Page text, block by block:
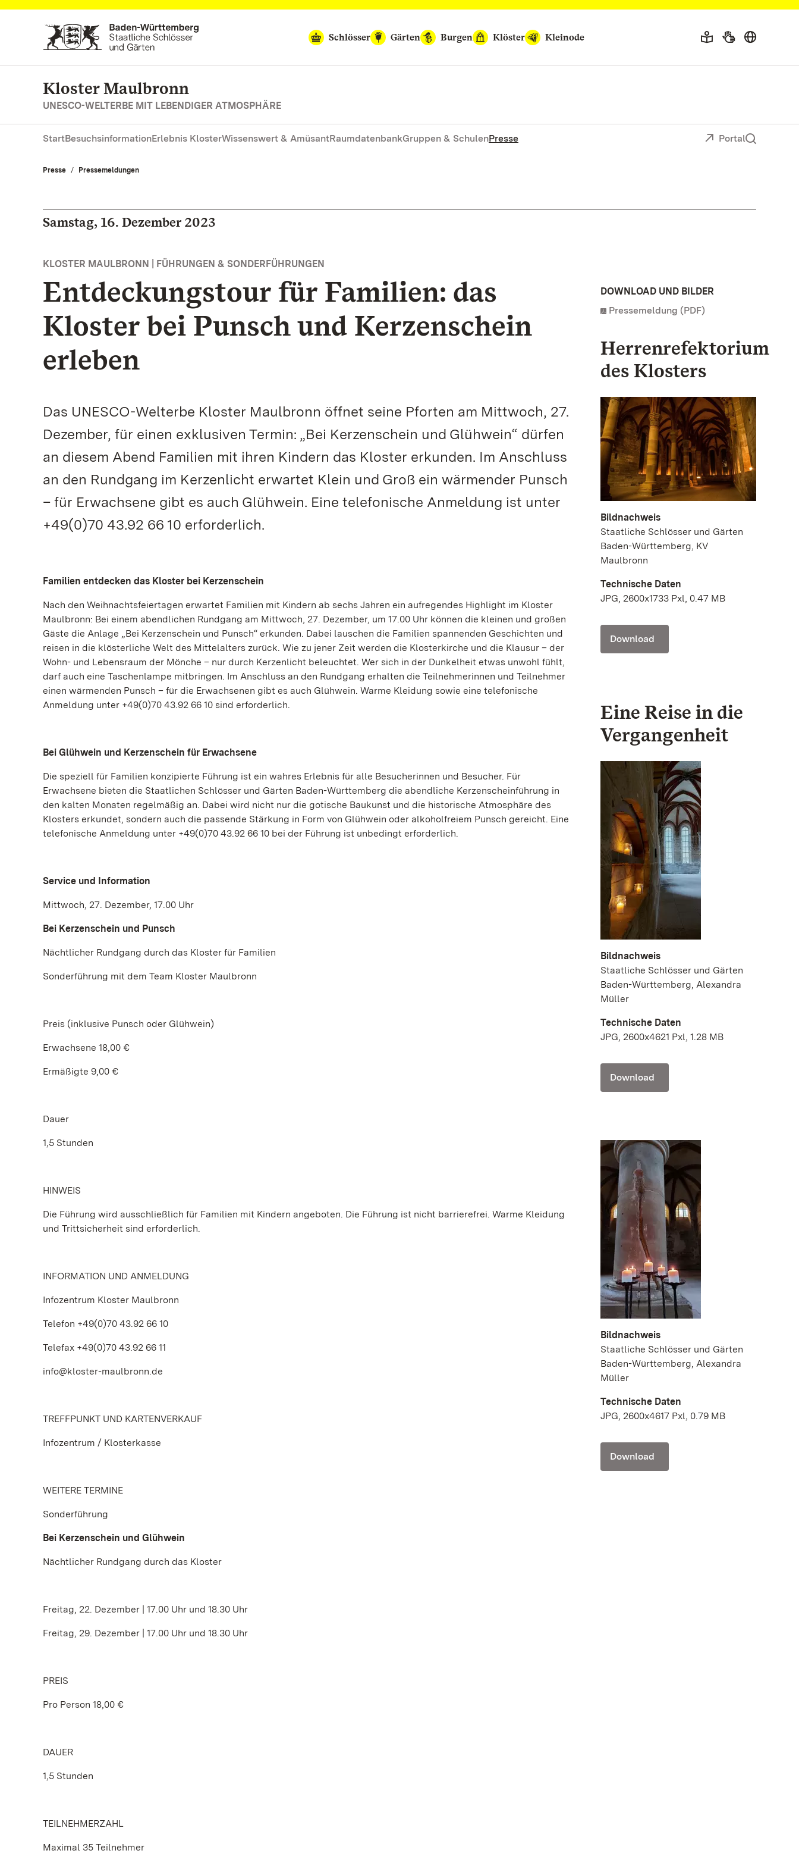
Zum Hauptinhalt springen
Schlösser
Gärten Burgen Klöster Kleinode
Kloster Maulbronn
UNESCO-WELTERBE MIT LEBENDIGER ATMOSPHÄRE
StartBesuchsinformationErlebnis KlosterWissenswert & AmüsantRaumdatenbankGruppen & SchulenPresse Portal
Presse Pressemeldungen
Samstag, 16. Dezember 2023
KLOSTER MAULBRONN | FÜHRUNGEN & SONDERFÜHRUNGEN
Entdeckungstour für Familien: das
Kloster bei Punsch und Kerzenschein
erleben
Das UNESCO-Welterbe Kloster Maulbronn öffnet seine Pforten am Mittwoch, 27.
Dezember, für einen exklusiven Termin: „Bei Kerzenschein und Glühwein“ dürfen
an diesem Abend Familien mit ihren Kindern das Kloster erkunden. Im Anschluss
an den Rundgang im Kerzenlicht erwartet Klein und Groß ein wärmender Punsch
– für Erwachsene gibt es auch Glühwein. Eine telefonische Anmeldung ist unter
+49(0)70 43.92 66 10 erforderlich.
Familien entdecken das Kloster bei Kerzenschein
Nach den Weihnachtsfeiertagen erwartet Familien mit Kindern ab sechs Jahren ein aufregendes Highlight im Kloster
Maulbronn: Bei einem abendlichen Rundgang am Mittwoch, 27. Dezember, um 17.00 Uhr können die kleinen und großen
Gäste die Anlage „Bei Kerzenschein und Punsch“ erkunden. Dabei lauschen die Familien spannenden Geschichten und
reisen in die klösterliche Welt des Mittelalters zurück. Wie zu jener Zeit werden die Klosterkirche und die Klausur – der
Wohn- und Lebensraum der Mönche – nur durch Kerzenlicht beleuchtet. Wer sich in der Dunkelheit etwas unwohl fühlt,
darf auch eine Taschenlampe mitbringen. Im Anschluss an den Rundgang erhalten die Teilnehmerinnen und Teilnehmer
einen wärmenden Punsch – für die Erwachsenen gibt es auch Glühwein. Warme Kleidung sowie eine telefonische
Anmeldung unter +49(0)70 43.92 66 10 sind erforderlich.
Bei Glühwein und Kerzenschein für Erwachsene
Die speziell für Familien konzipierte Führung ist ein wahres Erlebnis für alle Besucherinnen und Besucher. Für
Erwachsene bieten die Staatlichen Schlösser und Gärten Baden-Württemberg die abendliche Kerzenscheinführung in
den kalten Monaten regelmäßig an. Dabei wird nicht nur die gotische Baukunst und die historische Atmosphäre des
Klosters erkundet, sondern auch die passende Stärkung in Form von Glühwein oder alkoholfreiem Punsch gereicht. Eine
telefonische Anmeldung unter +49(0)70 43.92 66 10 bei der Führung ist unbedingt erforderlich.
Service und Information
Mittwoch, 27. Dezember, 17.00 Uhr
Bei Kerzenschein und Punsch
Nächtlicher Rundgang durch das Kloster für Familien
Sonderführung mit dem Team Kloster Maulbronn
Preis (inklusive Punsch oder Glühwein)
Erwachsene 18,00 €
Ermäßigte 9,00 €
Dauer
1,5 Stunden
HINWEIS
Die Führung wird ausschließlich für Familien mit Kindern angeboten. Die Führung ist nicht barrierefrei. Warme Kleidung
und Trittsicherheit sind erforderlich.
INFORMATION UND ANMELDUNG
Infozentrum Kloster Maulbronn
Telefon +49(0)70 43.92 66 10
Telefax +49(0)70 43.92 66 11
info@kloster-maulbronn.de
TREFFPUNKT UND KARTENVERKAUF
Infozentrum / Klosterkasse
WEITERE TERMINE
Sonderführung
Bei Kerzenschein und Glühwein
Nächtlicher Rundgang durch das Kloster
Freitag, 22. Dezember | 17.00 Uhr und 18.30 Uhr
Freitag, 29. Dezember | 17.00 Uhr und 18.30 Uhr
PREIS
Pro Person 18,00 €
DAUER
1,5 Stunden
TEILNEHMERZAHL
Maximal 35 Teilnehmer
DOWNLOAD UND BILDER
Pressemeldung (PDF)
Herrenrefektorium
des Klosters
Bildnachweis
Staatliche Schlösser und Gärten
Baden-Württemberg, KV
Maulbronn
Technische Daten
JPG, 2600x1733 Pxl, 0.47 MB
Download
Eine Reise in die
Vergangenheit
Bildnachweis
Staatliche Schlösser und Gärten
Baden-Württemberg, Alexandra
Müller
Technische Daten
JPG, 2600x4621 Pxl, 1.28 MB
Download
Bildnachweis
Staatliche Schlösser und Gärten
Baden-Württemberg, Alexandra
Müller
Technische Daten
JPG, 2600x4617 Pxl, 0.79 MB
Download